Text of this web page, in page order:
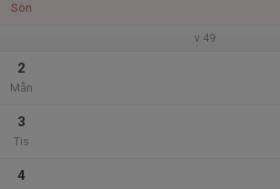
Sön
v.49
2
Mån
3
Tis
4